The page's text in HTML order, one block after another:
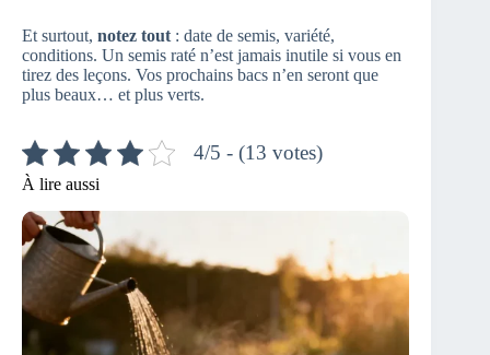
Et surtout, notez tout : date de semis, variété,
conditions. Un semis raté n’est jamais inutile si vous en
tirez des leçons. Vos prochains bacs n’en seront que
plus beaux… et plus verts.
4/5 - (13 votes)
À lire aussi